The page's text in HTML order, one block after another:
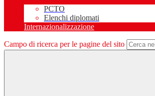
PCTO
Elenchi diplomati
Internazionalizzazione
Campo di ricerca per le pagine del sito